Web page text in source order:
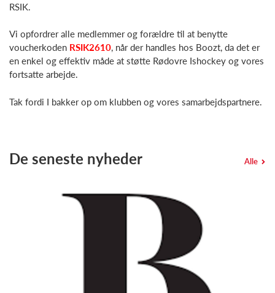
RSIK.
Vi opfordrer alle medlemmer og forældre til at benytte
voucherkoden RSIK2610, når der handles hos Boozt, da det er
en enkel og effektiv måde at støtte Rødovre Ishockey og vores
fortsatte arbejde.
Tak fordi I bakker op om klubben og vores samarbejdspartnere.
De seneste nyheder Alle